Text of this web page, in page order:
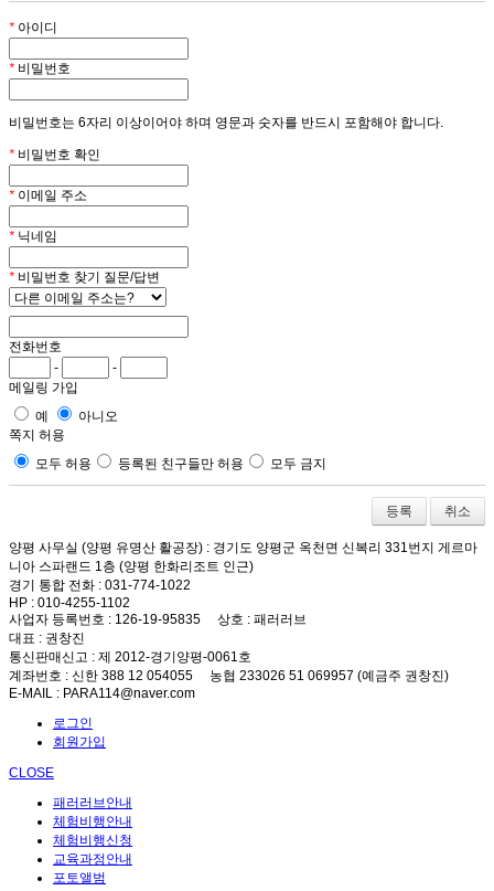
* 아이디
* 비밀번호
비밀번호는 6자리 이상이어야 하며 영문과 숫자를 반드시 포함해야 합니다.
* 비밀번호 확인
* 이메일 주소
* 닉네임
* 비밀번호 찾기 질문/답변
전화번호
-
-
메일링 가입
예
아니오
쪽지 허용
모두 허용
등록된 친구들만 허용 모두 금지
취소
양평 사무실 (양평 유명산 활공장) : 경기도 양평군 옥천면 신복리 331번지 게르마
니아 스파랜드 1층 (양평 한화리조트 인근)
경기 통합 전화 : 031-774-1022
HP : 010-4255-1102
사업자 등록번호 : 126-19-95835 상호 : 패러러브
대표 : 권창진
통신판매신고 : 제 2012-경기양평-0061호
계좌번호 : 신한 388 12 054055 농협 233026 51 069957 (예금주 권창진)
E-MAIL : PARA114@naver.com
로그인
회원가입
CLOSE
패러러브안내
체험비행안내
체험비행신청
교육과정안내
포토앨범